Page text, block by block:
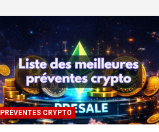
PRÉVENTES CRYPTO